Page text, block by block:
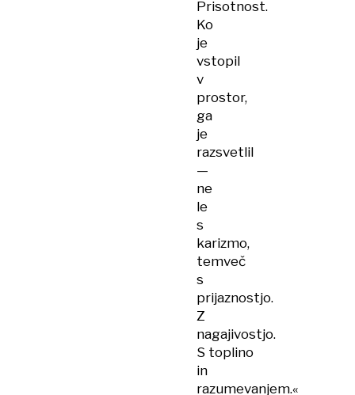
Prisotnost.
Ko
je
vstopil
v
prostor,
ga
je
razsvetlil
—
ne
le
s
karizmo,
temveč
s
prijaznostjo.
Z
nagajivostjo.
S toplino
in
razumevanjem.«